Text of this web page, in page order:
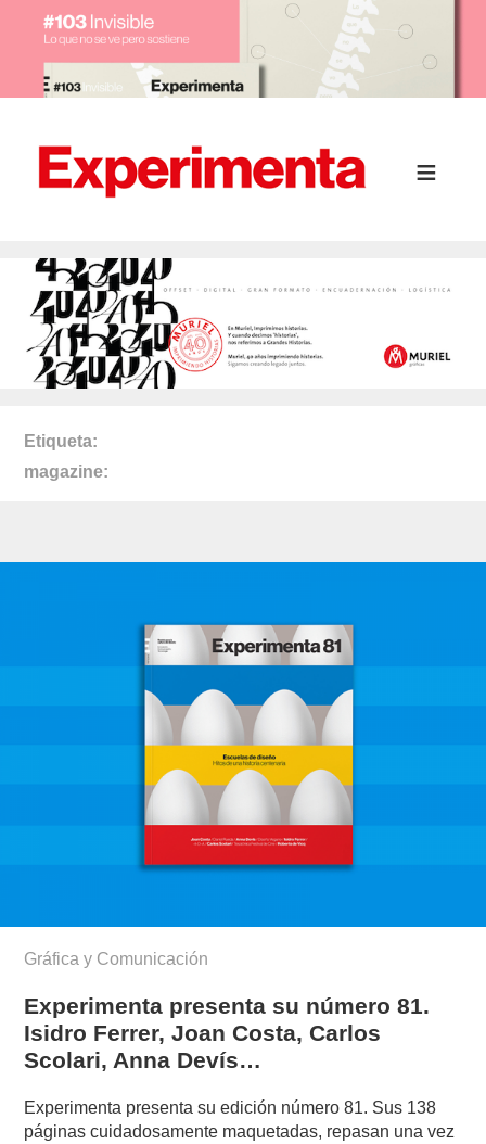
Etiqueta
magazine
Gráfica y Comunicación
Experimenta presenta su número 81.
Isidro Ferrer, Joan Costa, Carlos
Scolari, Anna Devís…
Experimenta presenta su edición número 81. Sus 138
páginas cuidadosamente maquetadas, repasan una vez